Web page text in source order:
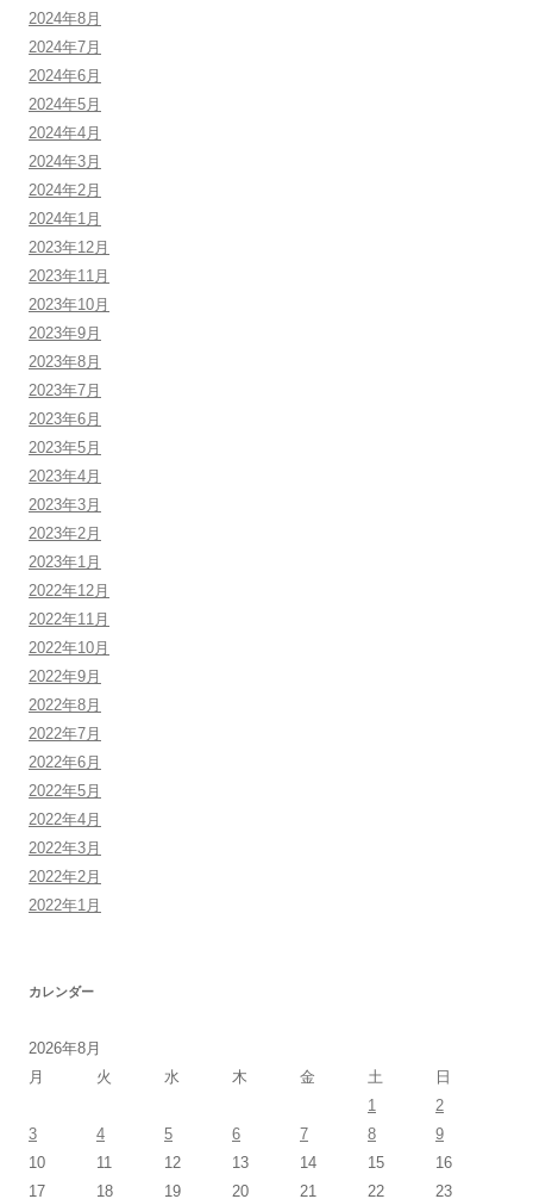
2024年8月
2024年7月
2024年6月
2024年5月
2024年4月
2024年3月
2024年2月
2024年1月
2023年12月
2023年11月
2023年10月
2023年9月
2023年8月
2023年7月
2023年6月
2023年5月
2023年4月
2023年3月
2023年2月
2023年1月
2022年12月
2022年11月
2022年10月
2022年9月
2022年8月
2022年7月
2022年6月
2022年5月
2022年4月
2022年3月
2022年2月
2022年1月
カレンダー
2026年8月
月
火 水 木 金 土
日
1
2
3
4 5 6 7 8
9
10
11 12 13 14 15
16
17
18 19 20 21 22 23